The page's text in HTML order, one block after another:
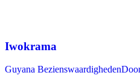
Iwokrama
Guyana Bezienswaardigheden